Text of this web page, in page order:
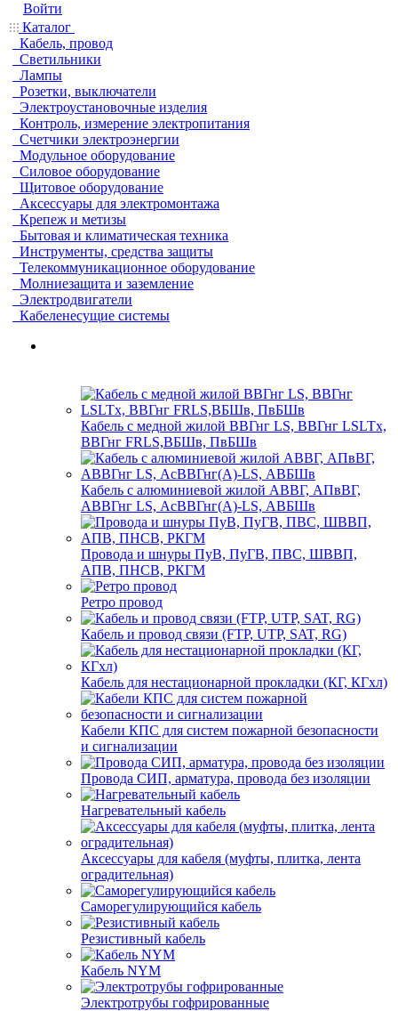
Войти
Каталог
Кабель, провод
Светильники
Лампы
Розетки, выключатели
Электроустановочные изделия
Контроль, измерение электропитания
Счетчики электроэнергии
Модульное оборудование
Силовое оборудование
Щитовое оборудование
Аксессуары для электромонтажа
Крепеж и метизы
Бытовая и климатическая техника
Инструменты, средства защиты
Телекоммуникационное оборудование
Молниезащита и заземление
Электродвигатели
Кабеленесущие системы
Кабель с медной жилой ВВГнг LS, ВВГнг LSLTx,
ВВГнг FRLS,ВБШв, ПвБШв
Кабель с алюминиевой жилой АВВГ, АПвВГ,
АВВГнг LS, АсВВГнг(А)-LS, АВБШв
Провода и шнуры ПуВ, ПуГВ, ПВС, ШВВП,
АПВ, ПНСВ, РКГМ
Ретро провод
Кабель и провод связи (FTP, UTP, SAT, RG)
Кабель для нестационарной прокладки (КГ, КГхл)
Кабели КПС для систем пожарной безопасности
и сигнализации
Провода СИП, арматура, провода без изоляции
Нагревательный кабель
Аксессуары для кабеля (муфты, плитка, лента
оградительная)
Саморегулирующийся кабель
Резистивный кабель
Кабель NYM
Электротрубы гофрированные